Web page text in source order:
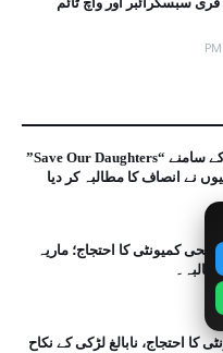
اقوام متحدہ ہیڈکوارٹر کے سامنے “Save Our Daughters”
نے انصاف کا مطالبہ کر دیا
کمیونٹی کا احتجاج؛ ماریہ
کا احتجاج، نابالغ لڑکی کے نکاح